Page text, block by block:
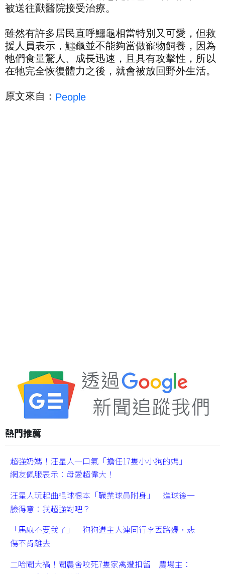
被送往獸醫院接受治療。
雖然有許多居民直呼鱷龜相當特別又可愛，但救
援人員表示，鱷龜並不能夠當做寵物飼養，因為
牠們食量驚人、成長迅速，且具有攻擊性，所以
在牠完全恢復體力之後，就會被放回野外生活。
原文來自： People
熱門推薦
超強奶媽！汪星人一口氣「擔任17隻小小狗的媽」
網友佩服表示：母愛超偉大！
汪星人玩起曲棍球根本「職業球員附身」 進球後一
臉得意：我超強對吧？
「馬麻不要我了」 狗狗遭主人連同行李丟路邊，悲
傷不肯離去
二哈闖大禍！闖農舍咬死7隻家禽遭扣留 農場主：